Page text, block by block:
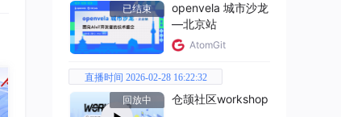
已结束
openvela 城市沙龙
—北京站
AtomGit
直播时间 2026-02-28 16:22:32
回放中
仓颉社区workshop